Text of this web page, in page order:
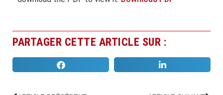
PARTAGER CETTE ARTICLE SUR :